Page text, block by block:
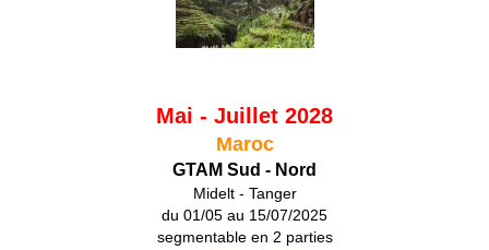
Mai - Juillet 2028
Maroc
GTAM Sud - Nord
Midelt - Tanger
du 01/05 au 15/07/2025
segmentable en 2 parties